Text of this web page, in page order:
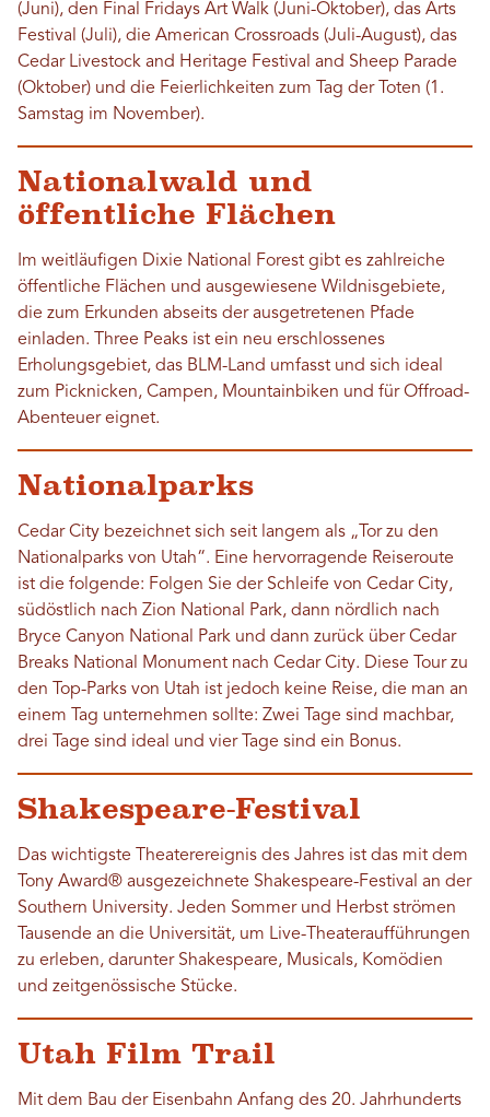
(Juni), den Final Fridays Art Walk (Juni-Oktober), das Arts
Festival (Juli), die American Crossroads (Juli-August), das
Cedar Livestock and Heritage Festival and Sheep Parade
(Oktober) und die Feierlichkeiten zum Tag der Toten (1.
Samstag im November).
Nationalwald und
öffentliche Flächen
Im weitläufigen Dixie National Forest gibt es zahlreiche
öffentliche Flächen und ausgewiesene Wildnisgebiete,
die zum Erkunden abseits der ausgetretenen Pfade
einladen. Three Peaks ist ein neu erschlossenes
Erholungsgebiet, das BLM-Land umfasst und sich ideal
zum Picknicken, Campen, Mountainbiken und für Offroad-
Abenteuer eignet.
Nationalparks
Cedar City bezeichnet sich seit langem als „Tor zu den
Nationalparks von Utah“. Eine hervorragende Reiseroute
ist die folgende: Folgen Sie der Schleife von Cedar City,
südöstlich nach Zion National Park, dann nördlich nach
Bryce Canyon National Park und dann zurück über Cedar
Breaks National Monument nach Cedar City. Diese Tour zu
den Top-Parks von Utah ist jedoch keine Reise, die man an
einem Tag unternehmen sollte: Zwei Tage sind machbar,
drei Tage sind ideal und vier Tage sind ein Bonus.
Shakespeare-Festival
Das wichtigste Theaterereignis des Jahres ist das mit dem
Tony Award® ausgezeichnete Shakespeare-Festival an der
Southern University. Jeden Sommer und Herbst strömen
Tausende an die Universität, um Live-Theateraufführungen
zu erleben, darunter Shakespeare, Musicals, Komödien
und zeitgenössische Stücke.
Utah Film Trail
Mit dem Bau der Eisenbahn Anfang des 20. Jahrhunderts